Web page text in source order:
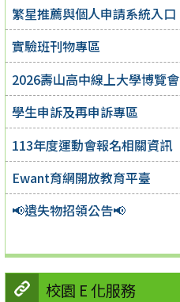
繁星推薦與個人申請系統入口
實驗班刊物專區
2026壽山高中線上大學博覽會
學生申訴及再申訴專區
113年度運動會報名相關資訊
Ewant育網開放教育平臺
📢遺失物招領公告📢
校園 E 化服務